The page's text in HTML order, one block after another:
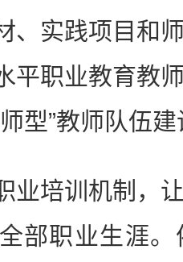
、实践项目和
平职业教育教
型”教师队伍
培训机制，让
部职业生涯